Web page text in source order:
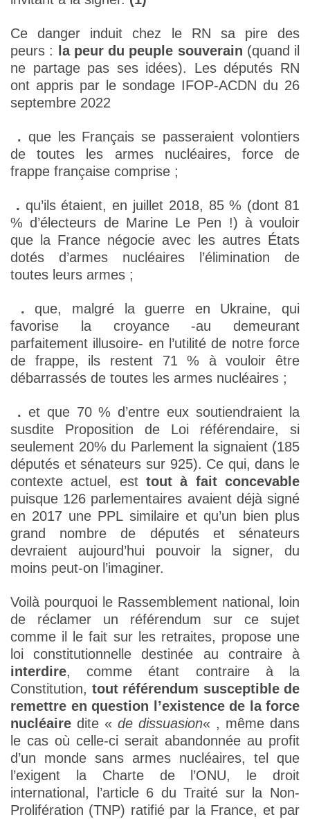
Ce danger induit chez le RN sa pire des
peurs :
la peur du peuple souverain (quand il
ne partage pas ses idées). Les députés RN
ont appris par le sondage IFOP-ACDN du 26
septembre 2022
. que les Français se passeraient volontiers
de toutes les armes nucléaires, force de
frappe française comprise ;
. qu’ils étaient, en juillet 2018, 85 % (dont 81
% d’électeurs de Marine Le Pen !) à vouloir
que la France négocie avec les autres États
dotés d’armes nucléaires l’élimination de
toutes leurs armes ;
. que, malgré la guerre en Ukraine, qui
favorise la croyance -au demeurant
parfaitement illusoire- en l’utilité de notre force
de frappe, ils restent 71 % à vouloir être
débarrassés de toutes les armes nucléaires ;
. et que 70 % d’entre eux soutiendraient la
susdite Proposition de Loi référendaire, si
seulement 20% du Parlement la signaient (185
députés et sénateurs sur 925). Ce qui, dans le
contexte actuel, est tout à fait concevable
puisque 126 parlementaires avaient déjà signé
en 2017 une PPL similaire et qu’un bien plus
grand nombre de députés et sénateurs
devraient aujourd’hui pouvoir la signer, du
moins peut-on l’imaginer.
Voilà pourquoi le Rassemblement national, loin
de réclamer un référendum sur ce sujet
comme il le fait sur les retraites, propose une
loi constitutionnelle destinée au contraire à
interdire, comme étant contraire à la
Constitution, tout référendum susceptible de
remettre en question l’existence de la force
nucléaire dite « de dissuasion« , même dans
le cas où celle-ci serait abandonnée au profit
d’un monde sans armes nucléaires, tel que
l’exigent la Charte de l’ONU, le droit
international, l’article 6 du Traité sur la Non-
Prolifération (TNP) ratifié par la France, et par